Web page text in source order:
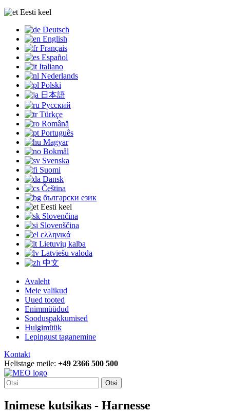
Eesti keel
Deutsch
English
Français
Español
Italiano
Nederlands
Polski
日本語
Русский
Türkçe
Română
Português
Magyar
Bokmål
Svenska
Suomi
Dansk
Čeština
български език
Eesti keel
Slovenčina
Slovenščina
ελληνικά
Lietuvių kalba
Latviešu valoda
中文
Avaleht
Meie valikud
Uued tooted
Enimmüüdud
Sooduspakkumised
Hulgimüük
Lepingust taganemine
Kontakt
Helistage meile: +49 2366 500 500
Otsi
Inimese kutsikas - Harnesse